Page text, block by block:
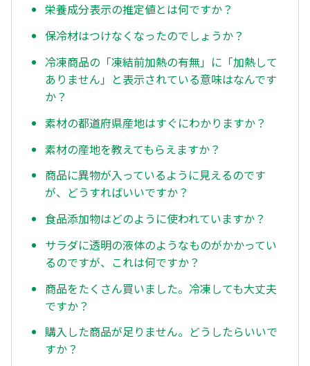
栄養成分表示の推定値とは何ですか？
保冷材はつけなくなったのでしょうか？
冷凍商品の「凍結前加熱の有無」に「加熱して
ありません」と表示されている意味はなんです
か？
素材の都道府県産地はすぐにわかりますか？
素材の産地を教えてもらえますか？
商品に異物が入っているように見えるのです
が、どうすればいいですか？
食品添加物はどのように使われていますか？
サラダに透明の液体のようなものがかかってい
るのですが、これは何ですか？
商品をたくさん買いました。冷凍しても大丈夫
ですか？
購入した商品が足りません。どうしたらいいで
すか？